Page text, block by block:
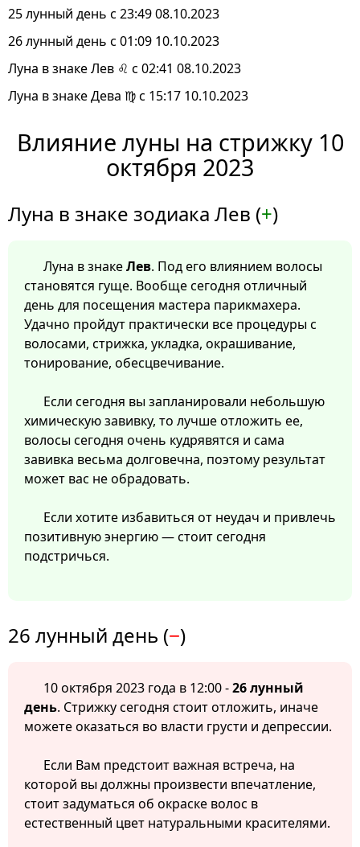
25 лунный день с 23:49 08.10.2023
26 лунный день с 01:09 10.10.2023
Луна в знаке Лев ♌ с 02:41 08.10.2023
Луна в знаке Дева ♍ с 15:17 10.10.2023
Влияние луны на стрижку 10
октября 2023
Луна в знаке зодиака Лев (+)
Луна в знакеЛев. Под его влиянием волосы
становятся гуще. Вообще сегодня отличный
день для посещения мастера парикмахера.
Удачно пройдут практически все процедуры с
волосами, стрижка, укладка, окрашивание,
тонирование, обесцвечивание.
Если сегодня вы запланировали небольшую
химическую завивку, то лучше отложить ее,
волосы сегодня очень кудрявятся и сама
завивка весьма долговечна, поэтому результат
может вас не обрадовать.
Если хотите избавиться от неудач и привлечь
позитивную энергию — стоит сегодня
подстричься.
26 лунный день (−)
10 октября 2023 года в 12:00 -26 лунный
день. Стрижку сегодня стоит отложить, иначе
можете оказаться во власти грусти и депрессии.
Если Вам предстоит важная встреча, на
которой вы должны произвести впечатление,
стоит задуматься об окраске волос в
естественный цвет натуральными красителями.